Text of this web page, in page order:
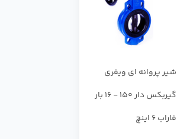
شير پروانه اي ويفري
گيربكس دار 150 - 16 بار
فاراب 6 اینچ